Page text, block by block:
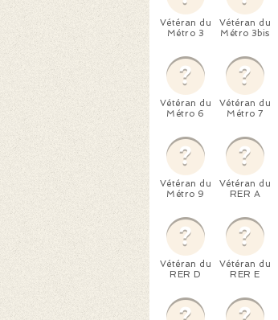
Vétéran du
Métro 3
Vétéran du
Métro 3bis
Vétéran du
Métro 6
Vétéran du
Métro 7
Vétéran du
Métro 9
Vétéran du
RER A
Vétéran du
RER D
Vétéran du
RER E